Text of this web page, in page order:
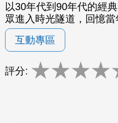
以30年代到90年代的經
眾進入時光隧道，回憶當
互動專區
評分: ★★★★